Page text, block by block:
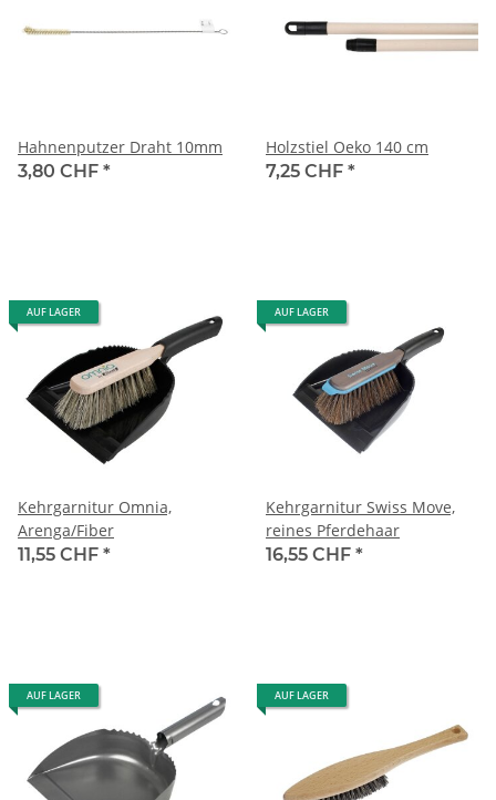
Hahnenputzer Draht 10mm
3,80 CHF *
Holzstiel Oeko 140 cm
7,25 CHF *
AUF LAGER
Kehrgarnitur Omnia,
Arenga/Fiber
11,55 CHF *
AUF LAGER
Kehrgarnitur Swiss Move,
reines Pferdehaar
16,55 CHF *
AUF LAGER AUF LAGER